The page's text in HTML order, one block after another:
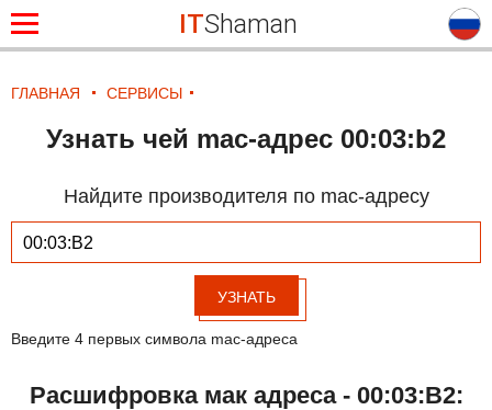
ITShaman
ГЛАВНАЯ СЕРВИСЫ
Узнать чей mac-адрес 00:03:b2
Найдите производителя по mac-адресу
УЗНАТЬ
Введите 4 первых символа mac-адреса
Расшифровка мак адреса - 00:03:B2: